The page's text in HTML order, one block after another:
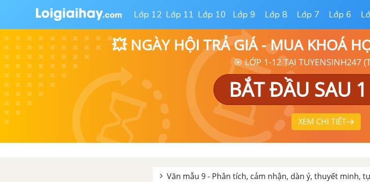
Lớp 12 Lớp 11 Lớp 10 Lớp 9 Lớp 8 Lớp 7 Lớp 6
💥 NGÀY HỘI TRẢ GIÁ - MUA KHOÁ
🎯 LỚP 1-12 TẠI TUYENSINH247
BẮT ĐẦU SAU
XEM CHI TIẾT
Tổng hợp các cách mở bài, kết
bài cho tác phẩm Phong cách
Hồ Chí Minh
Đấu tranh cho một thế giới
hòa bình - Ga-bri-en Gác-xi-a
Mác-két
Tổng hợp các bài văn nghị luận
về tác phẩm Đấu tranh cho một
thế giới hòa bình
Tổng hợp các đoạn văn nghị
Văn mẫu 9 - Phân tích, cảm nhận, dàn ý, thuyết minh,